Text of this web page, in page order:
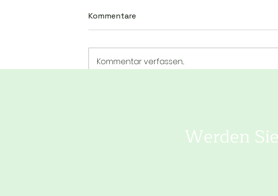
Kommentare
Kommentar verfassen...
Werden